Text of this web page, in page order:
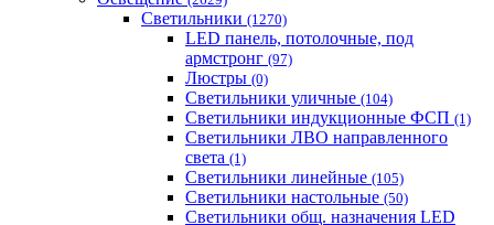
Светильники (1270)
LED панель, потолочные, под
армстронг (97)
Люстры (0)
Светильники уличные (104)
Светильники индукционные ФСП (1)
Светильники ЛВО направленного
света (1)
Светильники линейные (105)
Светильники настольные (50)
Светильники общ. назначения LED